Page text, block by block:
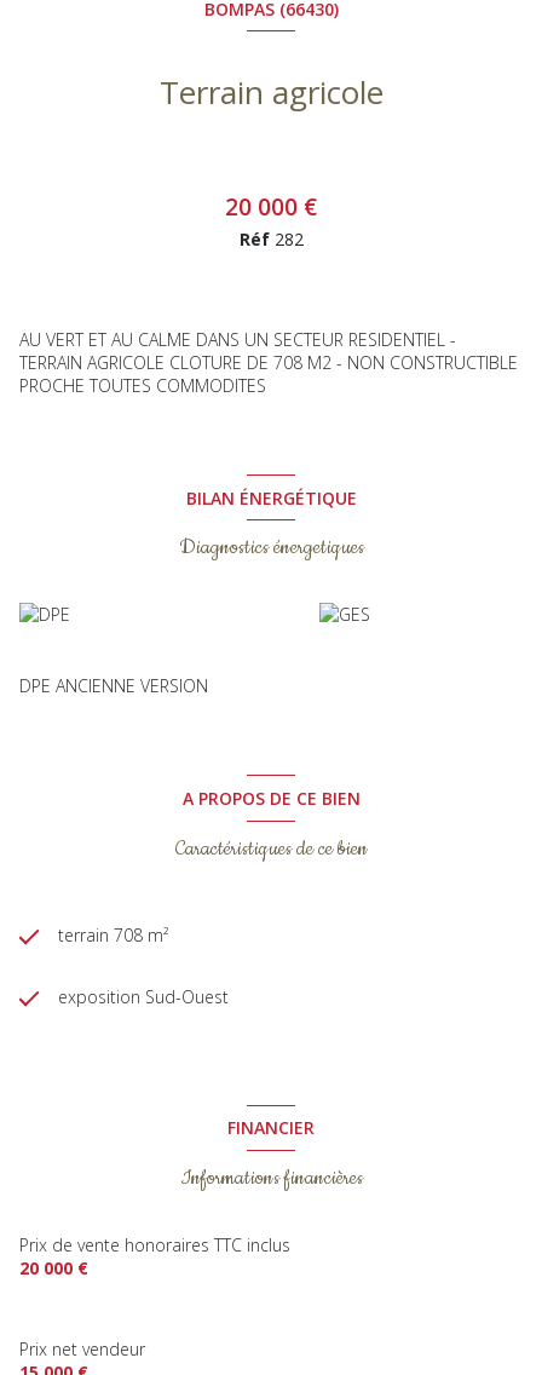
BOMPAS (66430)
Terrain agricole
20 000 €
Réf 282
AU VERT ET AU CALME DANS UN SECTEUR RESIDENTIEL -
TERRAIN AGRICOLE CLOTURE DE 708 M2 - NON CONSTRUCTIBLE
PROCHE TOUTES COMMODITES
BILAN ÉNERGÉTIQUE
Diagnostics énergetiques
DPE ANCIENNE VERSION
A PROPOS DE CE BIEN
Caractéristiques de ce bien
terrain 708 m²
exposition Sud-Ouest
FINANCIER
Informations financières
Prix de vente honoraires TTC inclus
20 000 €
Prix net vendeur